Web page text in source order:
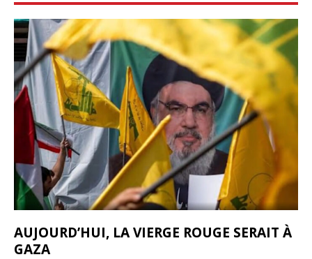
AUJOURD’HUI, LA VIERGE ROUGE SERAIT À
GAZA